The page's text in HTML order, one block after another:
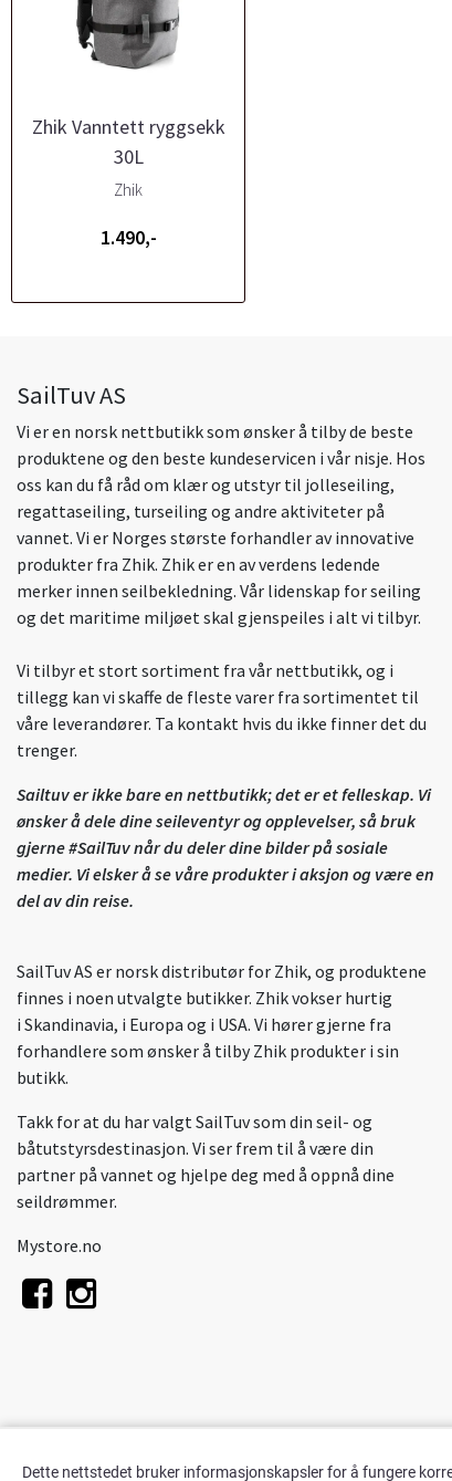
Zhik Vanntett ryggsekk
30L
Zhik
1.490,-
SailTuv AS
Vi er en norsk nettbutikk som ønsker å tilby de beste
produktene og den beste kundeservicen i vår nisje. Hos
oss kan du få råd om klær og utstyr til jolleseiling,
regattaseiling, turseiling og andre aktiviteter på
vannet. Vi er Norges største forhandler av innovative
produkter fra Zhik. Zhik er en av verdens ledende
merker innen seilbekledning. Vår lidenskap for seiling
og det maritime miljøet skal gjenspeiles i alt vi tilbyr.
Vi tilbyr et stort sortiment fra vår nettbutikk, og i
tillegg kan vi skaffe de fleste varer fra sortimentet til
våre leverandører. Ta kontakt hvis du ikke finner det du
trenger.
Sailtuv er ikke bare en nettbutikk; det er et felleskap. Vi
ønsker å dele dine seileventyr og opplevelser, så bruk
gjerne #SailTuv når du deler dine bilder på sosiale
medier. Vi elsker å se våre produkter i aksjon og være en
del av din reise.
SailTuv AS er norsk distributør for Zhik, og produktene
finnes i noen utvalgte butikker. Zhik vokser hurtig
i Skandinavia, i Europa og i USA. Vi hører gjerne fra
forhandlere som ønsker å tilby Zhik produkter i sin
butikk.
Takk for at du har valgt SailTuv som din seil- og
båtutstyrsdestinasjon. Vi ser frem til å være din
partner på vannet og hjelpe deg med å oppnå dine
seildrømmer.
Mystore.no
Dette nettstedet bruker informasjonskapsler for å fungere